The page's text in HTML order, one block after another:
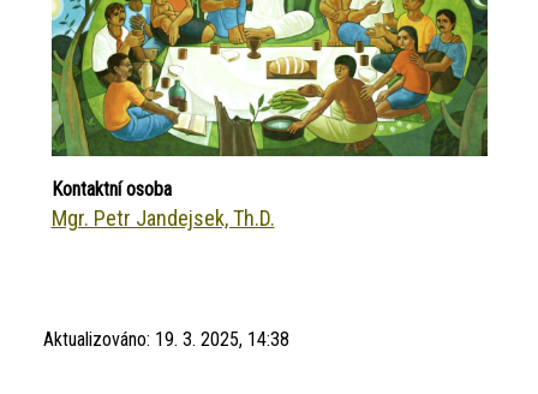
Kontaktní osoba
Mgr. Petr Jandejsek, Th.D.
Aktualizováno: 19. 3. 2025, 14:38